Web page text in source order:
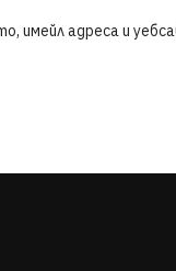
имейл адреса и